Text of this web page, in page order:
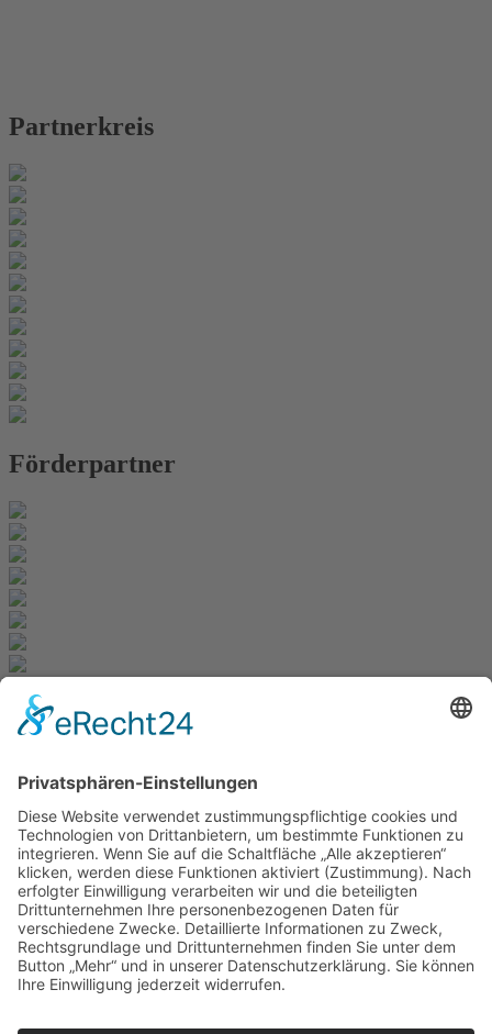
Partnerkreis
Förderpartner
Newsletter
Zur Anmeldung
Redaktion bbkult.net
Centrum Bavaria Bohemia (CeBB)
Dr. Veronika Hofinger
Freyung 1, 92539 Schönsee
Tel.:+49 (0)9674 / 92 48 78
veronika.hofinger@cebb.de